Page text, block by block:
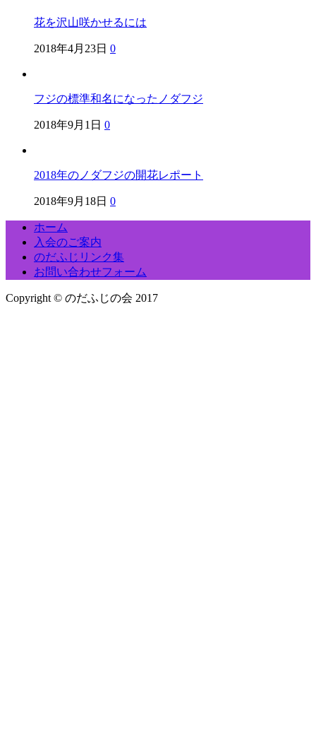
花を沢山咲かせるには
2018年4月23日 0
フジの標準和名になったノダフジ
2018年9月1日 0
2018年のノダフジの開花レポート
2018年9月18日 0
ホーム
入会のご案内
のだふじリンク集
お問い合わせフォーム
Copyright © のだふじの会 2017